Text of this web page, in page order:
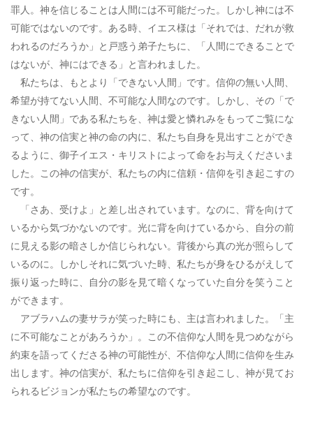
罪人。神を信じることは人間には不可能だった。しかし神には不
可能ではないのです。ある時、イエス様は「それでは、だれが救
われるのだろうか」と戸惑う弟子たちに、「人間にできることで
はないが、神にはできる」と言われました。
私たちは、もとより「できない人間」です。信仰の無い人間、
希望が持てない人間、不可能な人間なのです。しかし、その「で
きない人間」である私たちを、神は愛と憐れみをもってご覧にな
って、神の信実と神の命の内に、私たち自身を見出すことができ
るように、御子イエス・キリストによって命をお与えくださいま
した。この神の信実が、私たちの内に信頼・信仰を引き起こすの
です。
「さあ、受けよ」と差し出されています。なのに、背を向けて
いるから気づかないのです。光に背を向けているから、自分の前
に見える影の暗さしか信じられない。背後から真の光が照らして
いるのに。しかしそれに気づいた時、私たちが身をひるがえして
振り返った時に、自分の影を見て暗くなっていた自分を笑うこと
ができます。
アブラハムの妻サラが笑った時にも、主は言われました。「主
に不可能なことがあろうか」。この不信仰な人間を見つめながら
約束を語ってくださる神の可能性が、不信仰な人間に信仰を生み
出します。神の信実が、私たちに信仰を引き起こし、神が見てお
られるビジョンが私たちの希望なのです。